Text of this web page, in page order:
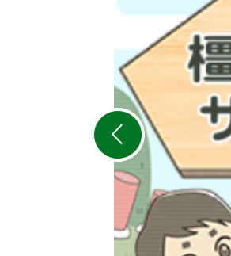
枚
目
ラ
イ
ド